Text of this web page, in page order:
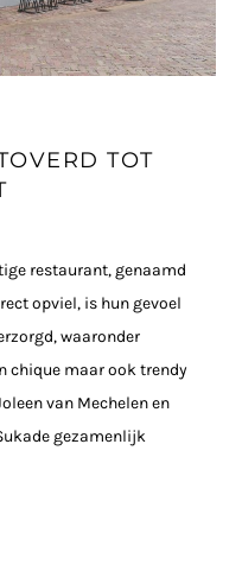
TOT
restaurant, genaamd
opviel, is hun gevoel
waaronder
chique maar ook trendy
van Mechelen en
gezamenlijk